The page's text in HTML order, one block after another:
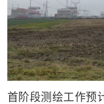
首阶段测绘工作预